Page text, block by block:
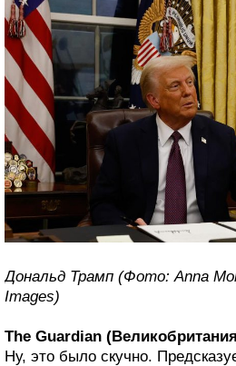
Дональд Трамп (Фото: Anna
Images)
The Guardian
Ну, это было скучно.